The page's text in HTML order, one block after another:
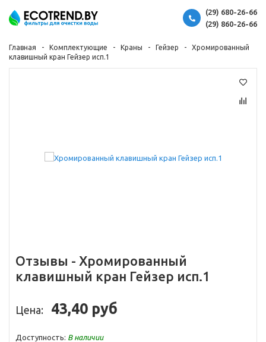
(29) 680-26-66
(29) 860-26-66
Главная Комплектующие Краны Гейзер
Хромированный
клавишный кран Гейзер исп.1
Отзывы - Хромированный
клавишный кран Гейзер исп.1
Цена: 43,40 руб
Доступность: В наличии